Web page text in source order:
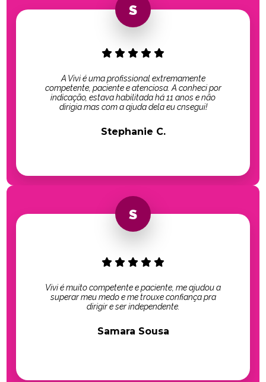
A Vivi é uma profissional extremamente
competente, paciente e atenciosa. A conheci por
indicação, estava habilitada há 11 anos e não
dirigia mas com a ajuda dela eu cnsegui!
Stephanie C.
Vivi é muito competente e paciente, me ajudou a
superar meu medo e me trouxe confiança pra
dirigir e ser independente.
Samara Sousa